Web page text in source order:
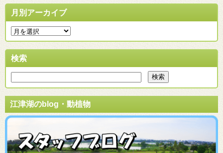
月別アーカイブ
検索
江津湖のblog・動植物